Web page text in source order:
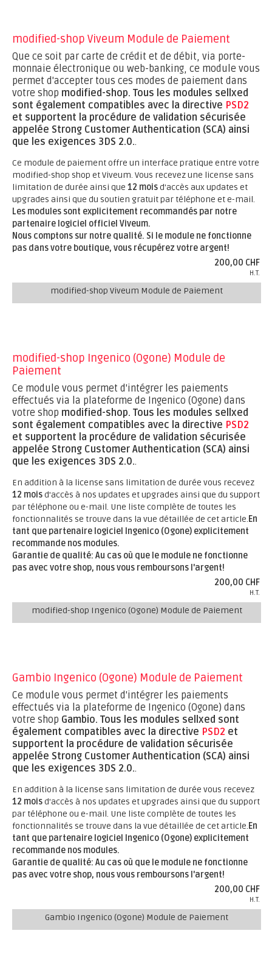
modified-shop Viveum Module de Paiement
Que ce soit par carte de crédit et de débit, via porte-
monnaie électronique ou web-banking, ce module vous
permet d'accepter tous ces modes de paiement dans
votre shop modified-shop. Tous les modules sellxed
sont également compatibles avec la directive PSD2
et supportent la procédure de validation sécurisée
appelée Strong Customer Authentication (SCA) ainsi
que les exigences 3DS 2.0..
Ce module de paiement offre un interface pratique entre votre
modified-shop shop et Viveum. Vous recevez une license sans
limitation de durée ainsi que 12 moisd'accès aux updates et
upgrades ainsi que du soutien gratuit par téléphone et e-mail.
Les modules sont explicitement recommandés par notre
partenaire logiciel officiel Viveum.
Nous comptons sur notre qualité. Si le module ne fonctionne
pas dans votre boutique, vous récupérez votre argent!
200,00 CHF
H.T.
modified-shop Viveum Module de Paiement
modified-shop Ingenico (Ogone) Module de
Paiement
Ce module vous permet d'intégrer les paiements
effectués via la plateforme de Ingenico (Ogone) dans
votre shop modified-shop. Tous les modules sellxed
sont également compatibles avec la directive PSD2
et supportent la procédure de validation sécurisée
appelée Strong Customer Authentication (SCA) ainsi
que les exigences 3DS 2.0..
En addition à la license sans limitation de durée vous recevez
12 moisd'accès à nos updates et upgrades ainsi que du support
par téléphone ou e-mail. Une liste complète de toutes les
fonctionnalités se trouve dans la vue détaillée de cet article.En
tant que partenaire logiciel Ingenico (Ogone) explicitement
recommande nos modules.
Garantie de qualité: Au cas où que le module ne fonctionne
pas avec votre shop, nous vous remboursons l'argent!
200,00 CHF
H.T.
modified-shop Ingenico (Ogone) Module de Paiement
Gambio Ingenico (Ogone) Module de Paiement
Ce module vous permet d'intégrer les paiements
effectués via la plateforme de Ingenico (Ogone) dans
votre shop Gambio. Tous les modules sellxed sont
également compatibles avec la directive PSD2 et
supportent la procédure de validation sécurisée
appelée Strong Customer Authentication (SCA) ainsi
que les exigences 3DS 2.0..
En addition à la license sans limitation de durée vous recevez
12 moisd'accès à nos updates et upgrades ainsi que du support
par téléphone ou e-mail. Une liste complète de toutes les
fonctionnalités se trouve dans la vue détaillée de cet article.En
tant que partenaire logiciel Ingenico (Ogone) explicitement
recommande nos modules.
Garantie de qualité: Au cas où que le module ne fonctionne
pas avec votre shop, nous vous remboursons l'argent!
200,00 CHF
H.T.
Gambio Ingenico (Ogone) Module de Paiement